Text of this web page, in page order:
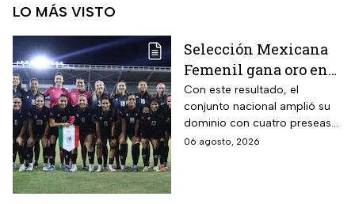
LO MÁS VISTO
Selección Mexicana
Femenil gana oro en
Juegos
Centroamericanos; el
camino de México a la
gloria
Con este resultado, el
conjunto nacional amplió su
dominio con cuatro preseas
doradas de forma
06 agosto, 2026